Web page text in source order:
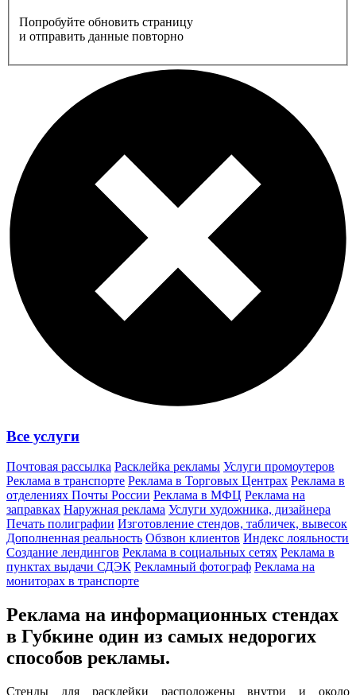
Попробуйте обновить страницу
и отправить данные повторно
Все услуги
Почтовая рассылка Расклейка рекламы Услуги промоутеров
Реклама в транспорте Реклама в Торговых Центрах Реклама в
отделениях Почты России Реклама в МФЦ Реклама на
заправках Наружная реклама Услуги художника, дизайнера
Печать полиграфии Изготовление стендов, табличек, вывесок
Дополненная реальность Обзвон клиентов Индекс лояльности
Создание лендингов Реклама в социальных сетях Реклама в
пунктах выдачи СДЭК Рекламный фотограф Реклама на
мониторах в транспорте
Реклама на информационных стендах
в Губкине один из самых недорогих
способов рекламы.
Стенды для расклейки расположены внутри и около